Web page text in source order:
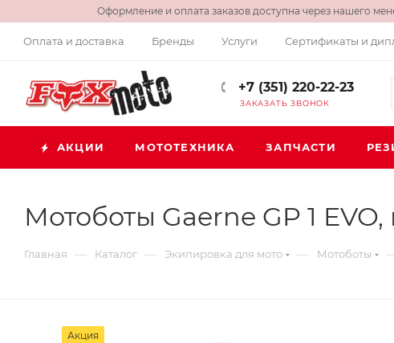
Оформление и оплата заказов доступна через нашего
Оплата и доставка Бренды Услуги Сертификаты и
+7 (351) 220-22-23
ЗАКАЗАТЬ ЗВОНОК
АКЦИИ МОТОТЕХНИКА ЗАПЧАСТИ
Мотоботы Gaerne GP 1 EVO,
Главная — Каталог — Экипировка для мото — Мотоботы
Акция